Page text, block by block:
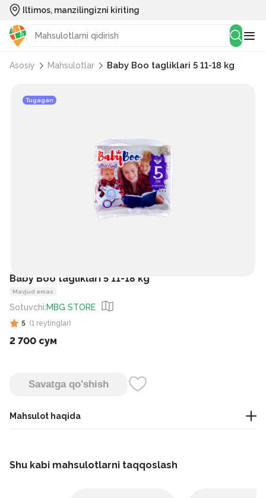
Iltimos, manzilingizni kiriting
Asosiy Mahsulotlar Baby Boo tagliklari 5 11-18 kg
Tugagan
Baby Boo tagliklari 5 11-18 kg
Mavjud emas
Sotuvchi:MBG STORE
5 (1 reytinglar)
2 700 сум
Savatga qo'shish
Mahsulot haqida
saqlash uchun ishlab chiqilgan.
Shu kabi mahsulotlarni taqqoslash